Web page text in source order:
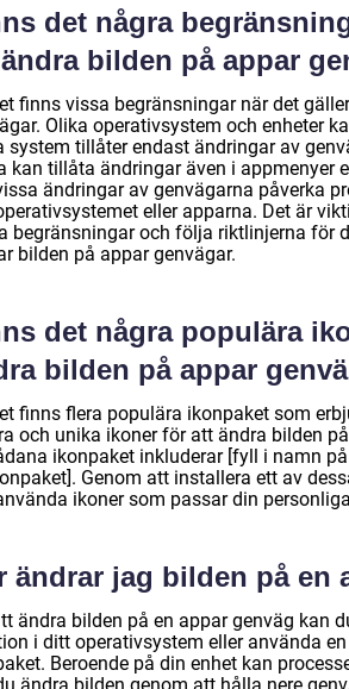
det några
bilden på appar
finns vissa begränsningar när det
Olika operativsystem och enheter
system tillåter endast ändringar av
kan tillåta ändringar även i appmenyer
ändringar av genvägarna påverka
eller apparna. Det är
begränsningar och följa riktlinjerna för
bilden på appar genvägar.
det några populära
bilden på appar
finns flera populära ikonpaket som
och unika ikoner för att ändra bilden
ikonpaket inkluderar [fyll i namn
Genom att installera ett av
ikoner som passar din
ändrar jag bilden på en
ändra bilden på en appar genväg kan
i ditt operativsystem eller använda
Beroende på din enhet kan